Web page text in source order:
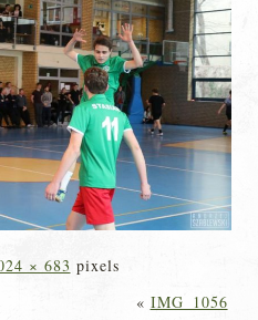
× 683 pixels
« IMG_1056